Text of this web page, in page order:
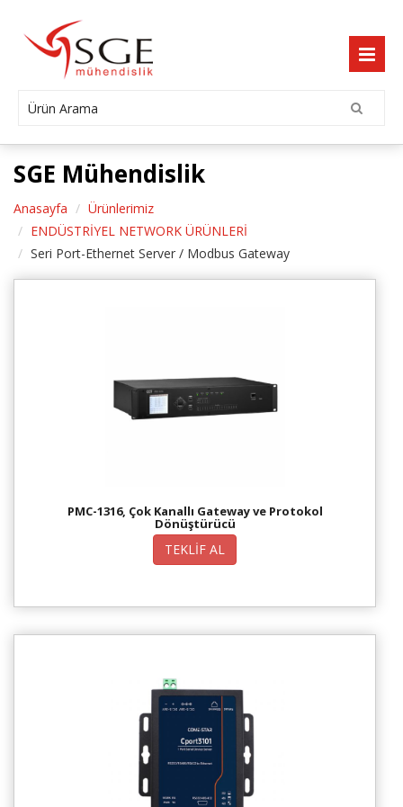
SGE Mühendislik
Anasayfa
Ürünlerimiz
ENDÜSTRİYEL NETWORK ÜRÜNLERİ
Seri Port-Ethernet Server / Modbus Gateway
PMC-1316, Çok Kanallı Gateway ve Protokol
Dönüştürücü
TEKLİF AL